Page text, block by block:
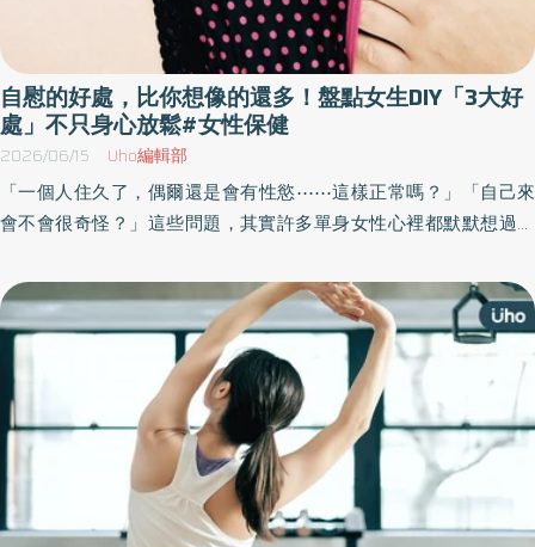
自慰的好處，比你想像的還多！盤點女生DIY「3大好
處」不只身心放鬆#女性保健
2026/06/15 Uho編輯部
「一個人住久了，偶爾還是會有性慾⋯⋯這樣正常嗎？」「自己來
會不會很奇怪？」這些問題，其實許多單身女性心裡都默默想過，
及常見迷思，只要學會溫柔對待自己的身體，不帶羞恥、不帶勉
強，其實比任何短暫的快感都更珍貴。